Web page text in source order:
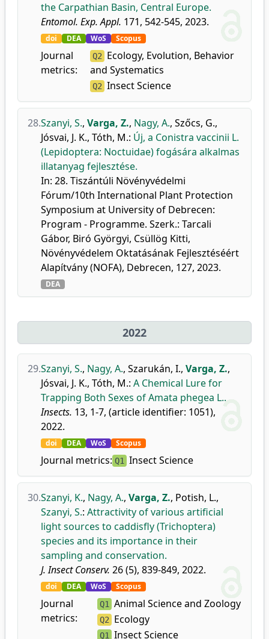
the Carpathian Basin, Central Europe.
Entomol. Exp. Appl. 171, 542-545, 2023.
doi DEA WoS Scopus
Journal
metrics:
Q2 Ecology, Evolution, Behavior
and Systematics
Q2 Insect Science
28.Szanyi, S., Varga, Z., Nagy, A., Szőcs, G.,
Jósvai, J. K., Tóth, M.: Új, a Conistra vaccinii L.
(Lepidoptera: Noctuidae) fogására alkalmas
illatanyag fejlesztése.
In: 28. Tiszántúli Növényvédelmi
Fórum/10th International Plant Protection
Symposium at University of Debrecen:
Program - Programme. Szerk.: Tarcali
Gábor, Biró Györgyi, Csüllög Kitti,
Növényvédelem Oktatásának Fejlesztéséért
Alapítvány (NOFA), Debrecen, 127, 2023.
DEA
2022
29.Szanyi, S., Nagy, A., Szarukán, I., Varga, Z.,
Jósvai, J. K., Tóth, M.: A Chemical Lure for
Trapping Both Sexes of Amata phegea L..
Insects. 13, 1-7, (article identifier: 1051),
2022.
doi DEA WoS Scopus
Journal metrics: Q1 Insect Science
30.Szanyi, K., Nagy, A., Varga, Z., Potish, L.,
Szanyi, S.: Attractivity of various artificial
light sources to caddisfly (Trichoptera)
species and its importance in their
sampling and conservation.
J. Insect Conserv. 26 (5), 839-849, 2022.
doi DEA WoS Scopus
Journal
metrics:
Q1 Animal Science and Zoology
Q2 Ecology
Q1 Insect Science